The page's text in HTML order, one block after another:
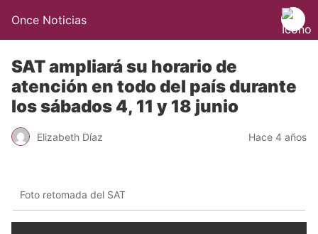
Once Noticias
SAT ampliará su horario de
atención en todo del país durante
los sábados 4, 11 y 18 junio
Elizabeth Díaz Hace 4 años
Foto retomada del SAT